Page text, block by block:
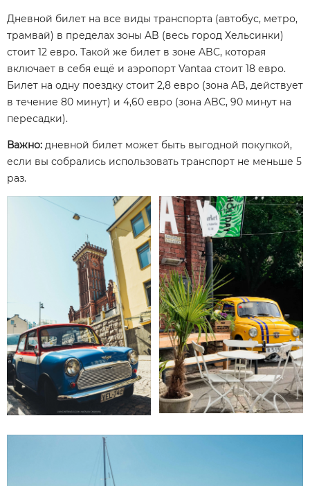
Дневной билет на все виды транспорта (автобус, метро,
трамвай) в пределах зоны AB (весь город Хельсинки)
стоит 12 евро. Такой же билет в зоне ABC, которая
включает в себя ещё и аэропорт Vantaa стоит 18 евро.
Билет на одну поездку стоит 2,8 евро (зона AB, действует
в течение 80 минут) и 4,60 евро (зона ABC, 90 минут на
пересадки).
Важно: дневной билет может быть выгодной покупкой,
если вы собрались использовать транспорт не меньше 5
раз.